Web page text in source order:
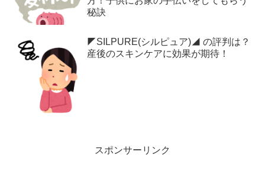
秘訣
◤SILPURE(シルピュア)◢ の評判は？
産後のスキンケアに効果が期待！
スポンサーリンク